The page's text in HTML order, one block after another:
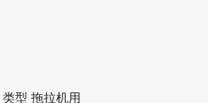
类型 拖拉机用